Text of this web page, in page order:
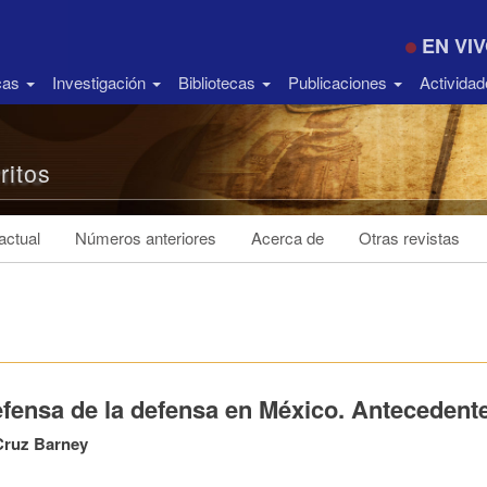
EN
Investigación Bibliotecas Publicaciones
Números anteriores Acerca de Otras revistas
de la defensa en México.
Barney